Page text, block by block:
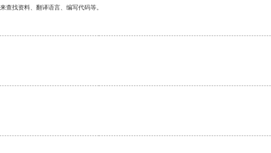
查找资料、翻译语言、编写代码等。